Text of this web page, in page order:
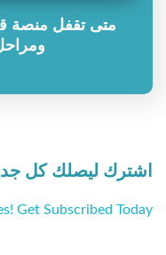
متى تقفل منصة
اشترك ليصلك كل
Get Subscribed Today!